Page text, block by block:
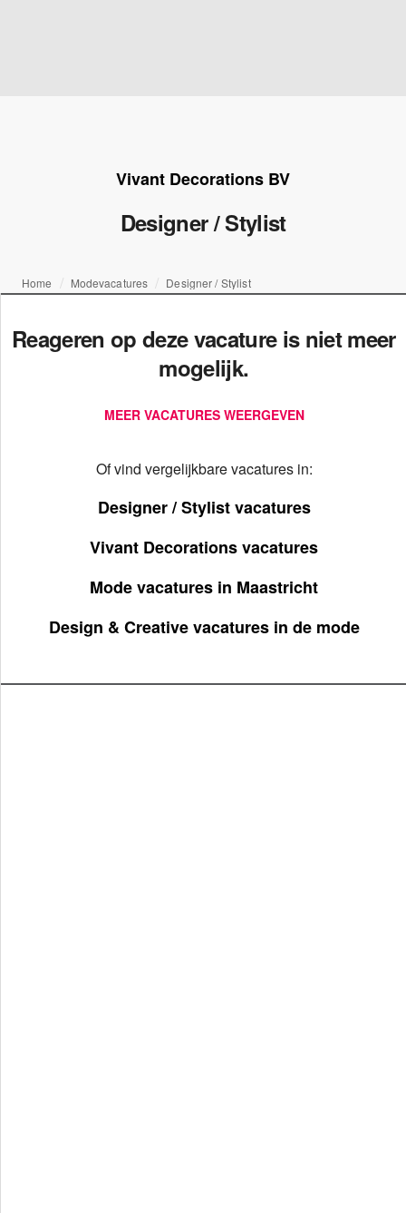
Vivant Decorations BV
Designer / Stylist
Home Modevacatures Designer / Stylist
Reageren op deze vacature is niet meer
mogelijk.
MEER VACATURES WEERGEVEN
Of vind vergelijkbare vacatures in:
Designer / Stylist vacatures
Vivant Decorations vacatures
Mode vacatures in Maastricht
Design & Creative vacatures in de mode